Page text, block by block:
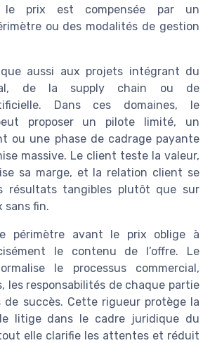
le prix est compensée par un
ou des modalités de gestion
aussi aux projets intégrant du
de la supply chain ou de
Dans ces domaines, le
proposer un pilote limité, un
ou une phase de cadrage payante
massive. Le client teste la valeur,
sa marge, et la relation client se
résultats tangibles plutôt que sur
sans fin.
périmètre avant le prix oblige à
le contenu de l’offre. Le
le processus commercial,
les responsabilités de chaque partie
succès. Cette rigueur protège la
litige dans le cadre juridique du
elle clarifie les attentes et réduit